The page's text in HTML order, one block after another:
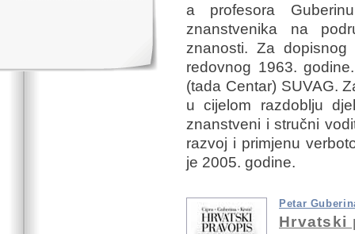
a profesora
znanstvenika na
znanosti. Za
redovnog 1963.
(tada Centar) SUVAG.
u cijelom razdoblju
znanstveni i stručni
razvoj i primjenu
je 2005. godine.
Petar
Hrvatski